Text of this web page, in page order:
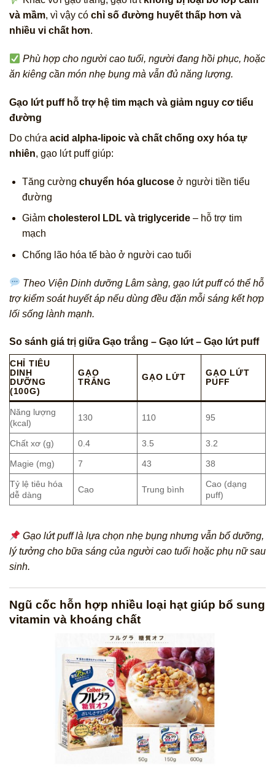
và mầm, vì vậy có chỉ số đường huyết thấp hơn và
nhiều vi chất hơn.
Phù hợp cho người cao tuổi, người đang hồi phục, hoặc
ăn kiêng cần món nhẹ bụng mà vẫn đủ năng lượng.
Gạo lứt puff hỗ trợ hệ tim mạch và giảm nguy cơ tiểu
đường
Do chứa acid alpha-lipoic và chất chống oxy hóa tự
nhiên, gạo lứt puff giúp:
Tăng cường chuyển hóa glucoseở người tiền tiểu
đường
Giảm cholesterol LDL và triglyceride– hỗ trợ tim
mạch
Chống lão hóa tế bào ở người cao tuổi
Theo Viện Dinh dưỡng Lâm sàng, gạo lứt puff có thể hỗ
trợ kiểm soát huyết áp nếu dùng đều đặn mỗi sáng kết hợp
lối sống lành mạnh.
So sánh giá trị giữa Gạo trắng – Gạo lứt – Gạo lứt puff
CHỈ TIÊU
DINH
DƯỠNG
(100G)
GẠO
TRẮNG
GẠO LỨT
GẠO LỨT
PUFF
Năng lượng
(kcal)
130 110 95
Chất xơ (g) 0.4 3.5 3.2
Magie (mg) 7 43 38
Tỷ lệ tiêu hóa
dễ dàng
Cao Trung bình
Cao (dạng
puff)
Gạo lứt puff là lựa chọn nhẹ bụng nhưng vẫn bổ dưỡng,
lý tưởng cho bữa sáng của người cao tuổi hoặc phụ nữ sau
sinh.
Ngũ cốc hỗn hợp nhiều loại hạt giúp bổ sung
vitamin và khoáng chất